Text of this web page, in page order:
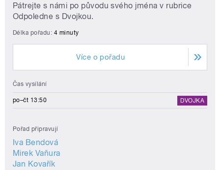
Pátrejte s námi po původu svého jména v rubrice
Odpoledne s Dvojkou.
Délka pořadu: 4 minuty
Více o pořadu
Čas vysílání
po–čt 13:50 DVOJKA
Pořad připravují
Iva Bendová
Mirek Vaňura
Jan Kovařík